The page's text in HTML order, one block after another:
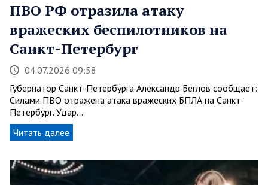
ПВО РФ отразила атаку
вражеских беспилотников на
Санкт-Петербург
04.07.2026 09:58
Губернатор Санкт-Петербурга Александр Беглов сообщает:
Силами ПВО отражена атака вражеских БПЛА на Санкт-
Петербург. Удар…
Читать далее